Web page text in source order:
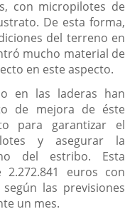
con micropilotes de
De esta forma,
del terreno en
mucho material de
en este aspecto.
en las laderas han
de mejora de éste
para garantizar el
y asegurar la
del estribo. Esta
euros con
las previsiones
un mes.